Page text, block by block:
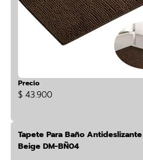
Precio
$ 43.900
Tapete Para Baño
Beige DM-BÑ04